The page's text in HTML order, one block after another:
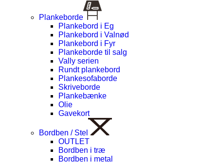
Plankeborde
Plankebord i Eg
Plankebord i Valnød
Plankebord i Fyr
Plankeborde til salg
Vally serien
Rundt plankebord
Plankesofaborde
Skriveborde
Plankebænke
Olie
Gavekort
Bordben / Stel
OUTLET
Bordben i træ
Bordben i metal